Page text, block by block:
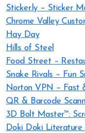
Sticker.ly – Sticker
Chrome Valley
Hay Day
Hills of Steel
Food Street –
Snake Rivals – Fun
Norton VPN – Fast
QR & Barcode
3D Bolt Master™:
Doki Doki Literature